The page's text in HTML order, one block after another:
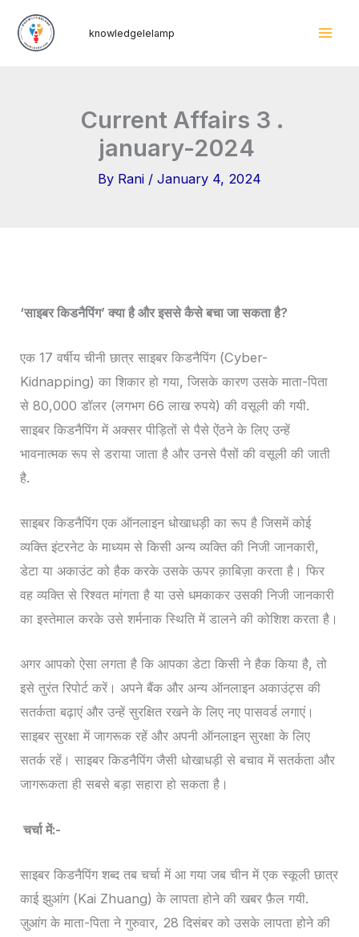
knowledgelelamp
Current Affairs 3 .
january-2024
By Rani / January 4, 2024
‘साइबर किडनैपिंग’ क्या है और इससे कैसे बचा जा सकता है?
एक 17 वर्षीय चीनी छात्र साइबर किडनैपिंग (Cyber-
Kidnapping) का शिकार हो गया, जिसके कारण उसके माता-पिता
से 80,000 डॉलर (लगभग 66 लाख रुपये) की वसूली की गयी.
साइबर किडनैपिंग में अक्सर पीड़ितों से पैसे ऐंठने के लिए उन्हें
भावनात्मक रूप से डराया जाता है और उनसे पैसों की वसूली की जाती
है.
साइबर किडनैपिंग एक ऑनलाइन धोखाधड़ी का रूप है जिसमें कोई
व्यक्ति इंटरनेट के माध्यम से किसी अन्य व्यक्ति की निजी जानकारी,
डेटा या अकाउंट को हैक करके उसके ऊपर क़ाबिज़ा करता है। फिर
वह व्यक्ति से रिश्वत मांगता है या उसे धमकाकर उसकी निजी जानकारी
का इस्तेमाल करके उसे शर्मनाक स्थिति में डालने की कोशिश करता है।
अगर आपको ऐसा लगता है कि आपका डेटा किसी ने हैक किया है, तो
इसे तुरंत रिपोर्ट करें। अपने बैंक और अन्य ऑनलाइन अकाउंट्स की
सतर्कता बढ़ाएं और उन्हें सुरक्षित रखने के लिए नए पासवर्ड लगाएं।
साइबर सुरक्षा में जागरूक रहें और अपनी ऑनलाइन सुरक्षा के लिए
सतर्क रहें। साइबर किडनैपिंग जैसी धोखाधड़ी से बचाव में सतर्कता और
जागरूकता ही सबसे बड़ा सहारा हो सकता है।
चर्चा में:-
साइबर किडनैपिंग शब्द तब चर्चा में आ गया जब चीन में एक स्कूली छात्र
काई झुआंग (Kai Zhuang) के लापता होने की खबर फ़ैल गयी.
ज़ुआंग के माता-पिता ने गुरुवार, 28 दिसंबर को उसके लापता होने की